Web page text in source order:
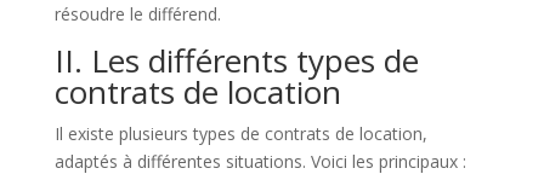
résoudre le différend.
II. Les différents types de
contrats de location
Il existe plusieurs types de contrats de location,
adaptés à différentes situations. Voici les principaux :